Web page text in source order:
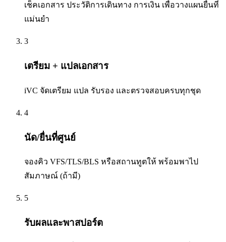
เช็คเอกสาร ประวัติการเดินทาง การเงิน เพื่อวางแผนยื่นที่
แม่นยำ
3
เตรียม + แปลเอกสาร
iVC จัดเตรียม แปล รับรอง และตรวจสอบครบทุกชุด
4
นัด/ยื่นที่ศูนย์
จองคิว VFS/TLS/BLS หรือสถานทูตให้ พร้อมพาไป
สัมภาษณ์ (ถ้ามี)
5
รับผลและพาสปอร์ต